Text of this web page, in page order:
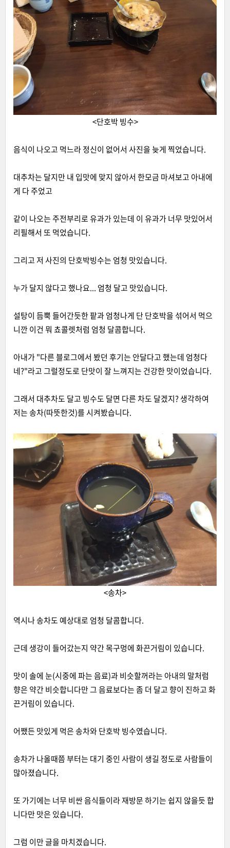
<단호박 빙수>
음식이 나오고 먹느라 정신이 없어서 사진을 늦게 찍었습니다.
대추차는 달지만 내 입맛에 맞지 않아서 한모금 마셔보고 아내에
게 다 주었고
같이 나오는 주전부리로 유과가 있는데 이 유과가 너무 맛있어서
리필해서 또 먹었습니다.
그리고 저 사진의 단호박빙수는 엄청 맛있습니다.
누가 달지 않다고 했나요... 엄청 달고 맛있습니다.
설탕이 듬뿍 들어간듯한 팥과 엄청나게 단 단호박을 섞어서 먹으
니깐 이건 뭐 쵸콜렛처럼 엄청 달콤합니다.
아내가 "다른 블로그에서 봤던 후기는 안달다고 했는데 엄청다
네?"라고 그럴정도로 단맛이 잘 느껴지는 건강한 맛이었습니다.
그래서 대추차도 달고 빙수도 달면 다른 차도 달겠지? 생각하여
저는 송차(따뜻한것)를 시켜봤습니다.
<송차>
역시나 송차도 예상대로 엄청 달콤합니다.
근데 생강이 들어갔는지 약간 목구멍에 화끈거림이 있습니다.
맛이 솔에 눈(시중에 파는 음료)과 비슷할꺼라는 아내의 말처럼
향은 약간 비슷합니다만 그 음료보다는 좀 더 달고 향이 진하고 화
끈거림이 있습니다.
어쨌든 맛있게 먹은 송차와 단호박 빙수였습니다.
송차가 나올때쯤 부터는 대기 중인 사람이 생길 정도로 사람들이
많아졌습니다.
또 가기에는 너무 비싼 음식들이라 재방문 하기는 쉽지 않을듯 합
니다만 맛은 있습니다.
그럼 이만 글을 마치겠습니다.